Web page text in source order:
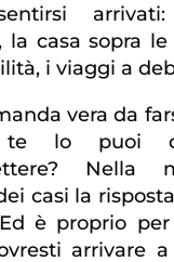
la casa sopra
i viaggi a
vera da
te lo puoi
Nella
casi la
è proprio per
arrivare